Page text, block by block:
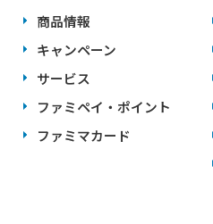
商品情報
キャンペーン
サービス
ファミペイ・ポイント
ファミマカード